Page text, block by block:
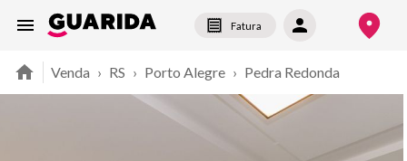
Fatura
Venda › RS › Porto Alegre › Pedra Redonda